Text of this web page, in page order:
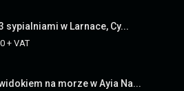
sypialniami w Larnace, Cy...
+ VAT
na morze w Ayia Na...